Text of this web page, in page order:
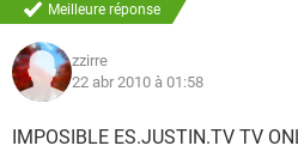
Meilleure réponse
zzirre
22 abr 2010 à 01:58
IMPOSIBLE ES.JUSTIN.TV TV